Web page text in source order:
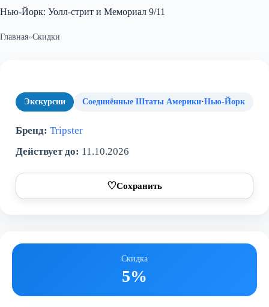
Нью-Йорк: Уолл-стрит и Мемориал 9/11
Главная»Скидки
Экскурсии Соединённые Штаты Америки·Нью-Йорк
Бренд: Tripster
Действует до: 11.10.2026
♡Сохранить
Скидка
5%